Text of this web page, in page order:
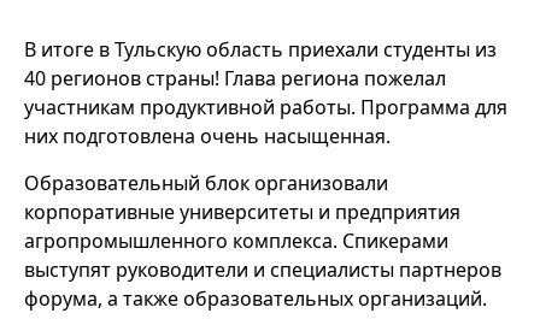
В итоге в Тульскую область приехали студенты из
40 регионов страны! Глава региона пожелал
участникам продуктивной работы. Программа для
них подготовлена очень насыщенная.
Образовательный блок организовали
корпоративные университеты и предприятия
агропромышленного комплекса. Спикерами
выступят руководители и специалисты партнеров
форума, а также образовательных организаций.